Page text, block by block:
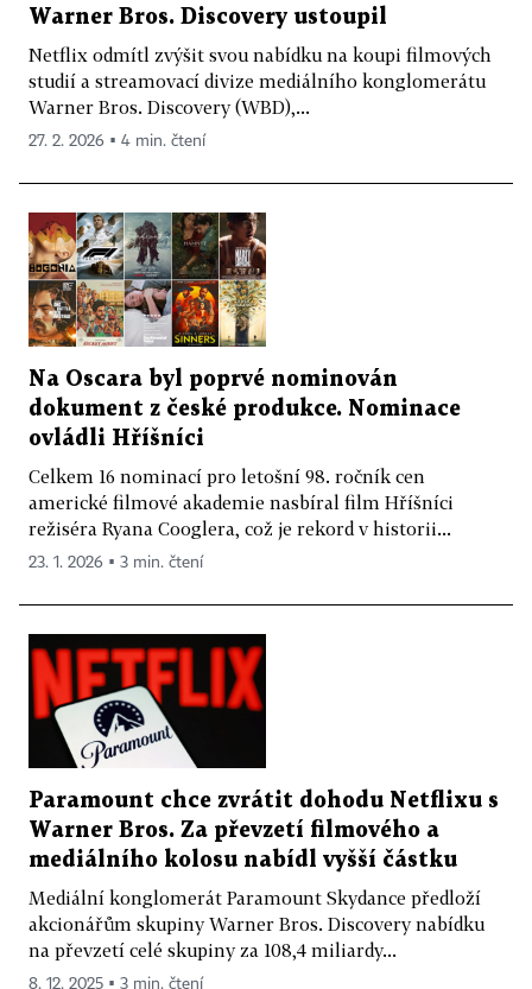
Warner Bros. Discovery ustoupil
Netflix odmítl zvýšit svou nabídku na koupi filmových
studií a streamovací divize mediálního konglomerátu
Warner Bros. Discovery (WBD),...
27. 2. 2026 ▪ 4 min. čtení
Na Oscara byl poprvé nominován
dokument z české produkce. Nominace
ovládli Hříšníci
Celkem 16 nominací pro letošní 98. ročník cen
americké filmové akademie nasbíral film Hříšníci
režiséra Ryana Cooglera, což je rekord v historii...
23. 1. 2026 ▪ 3 min. čtení
Paramount chce zvrátit dohodu Netflixu s
Warner Bros. Za převzetí filmového a
mediálního kolosu nabídl vyšší částku
Mediální konglomerát Paramount Skydance předloží
akcionářům skupiny Warner Bros. Discovery nabídku
na převzetí celé skupiny za 108,4 miliardy...
8. 12. 2025 ▪ 3 min. čtení